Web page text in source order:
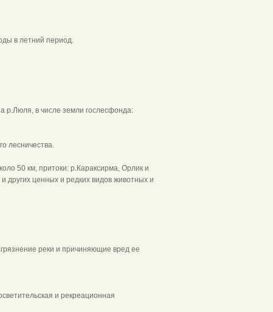
в летний период.
в числе земли гослесфонда:
лесничества.
50 км, притоки: р.Караксирма, Орлик и
других ценных и редких видов животных и
реки и причиняющие вред ее
и рекреационная